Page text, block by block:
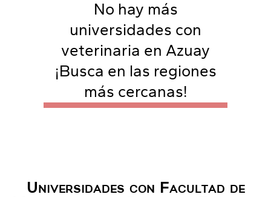
No hay más
universidades con
veterinaria en Azuay
¡Busca en las regiones
más cercanas!
Universidades con Facultad de